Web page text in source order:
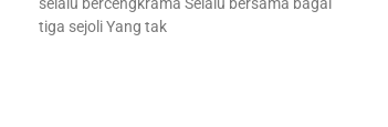
tiga sejoli Yang tak